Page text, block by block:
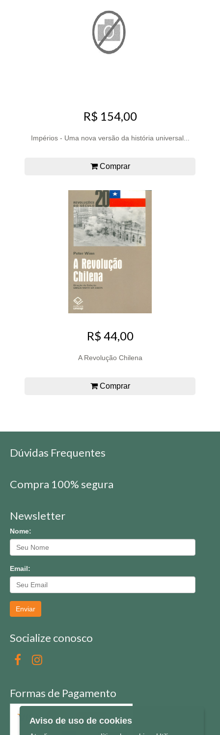
R$ 154,00
Impérios - Uma nova versão da história universal...
Comprar
R$ 44,00
A Revolução Chilena
Comprar
Dúvidas Frequentes
Compra 100% segura
Newsletter
Nome:
Email:
Enviar
Socialize conosco
Formas de Pagamento
Aviso de uso de cookies